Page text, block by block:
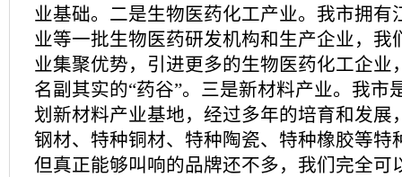
业基础。二是生物医药化工产业。我市拥有
业等一批生物医药研发机构和生产企业，我
业集聚优势，引进更多的生物医药化工企业
名副其实的“药谷”。三是新材料产业。我市
划新材料产业基地，经过多年的培育和发展
钢材、特种铜材、特种陶瓷、特种橡胶等特
但真正能够叫响的品牌还不多，我们完全可